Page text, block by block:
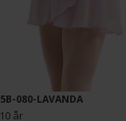
080-LAVANDA
år